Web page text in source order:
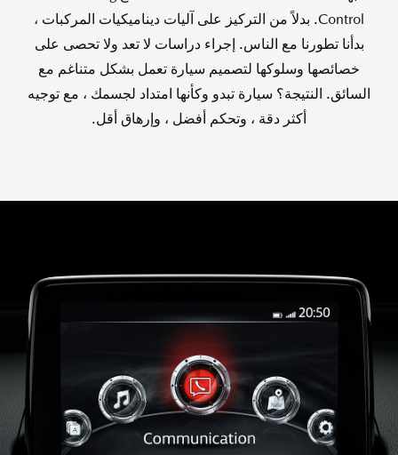
Control. بدلاً من التركيز على آليات ديناميكيات المركبات ،
بدأنا تطورنا مع الناس. إجراء دراسات لا تعد ولا تحصى على
خصائصها وسلوكها لتصميم سيارة تعمل بشكل متناغم مع
السائق. النتيجة؟ سيارة تبدو وكأنها امتداد لجسمك ، مع توجيه
أكثر دقة ، وتحكم أفضل ، وإرهاق أقل.